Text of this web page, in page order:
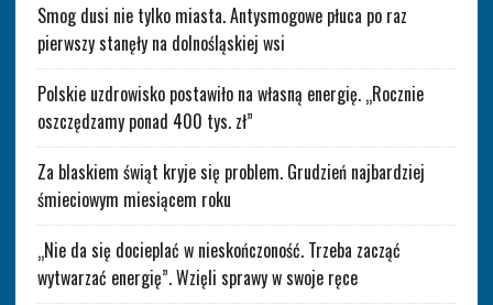
Smog dusi nie tylko miasta. Antysmogowe płuca po raz
pierwszy stanęły na dolnośląskiej wsi
Polskie uzdrowisko postawiło na własną energię. „Rocznie
oszczędzamy ponad 400 tys. zł”
Za blaskiem świąt kryje się problem. Grudzień najbardziej
śmieciowym miesiącem roku
„Nie da się docieplać w nieskończoność. Trzeba zacząć
wytwarzać energię”. Wzięli sprawy w swoje ręce